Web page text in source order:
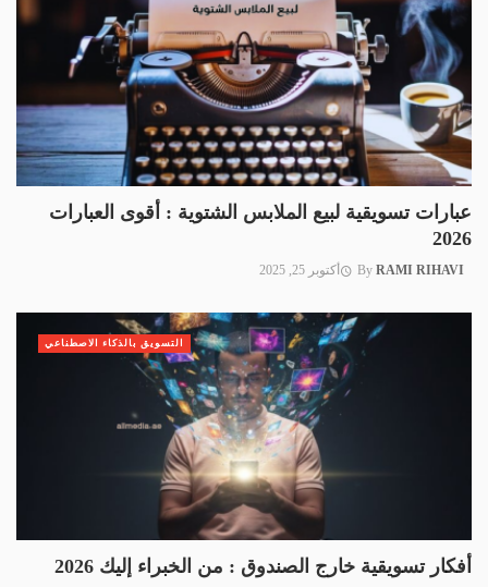
عبارات تسويقية لبيع الملابس الشتوية : أقوى العبارات
2026
By RAMI RIHAVI أكتوبر 25, 2025
أفكار تسويقية خارج الصندوق : من الخبراء إليك 2026
التسويق بالذكاء الاصطناعي